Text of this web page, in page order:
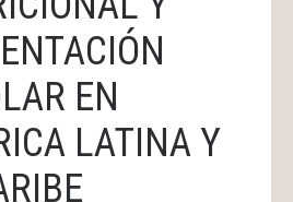
EN
LATINA Y